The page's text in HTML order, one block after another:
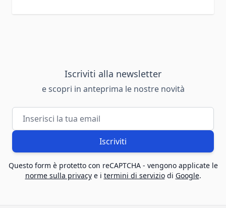
Iscriviti alla newsletter
e scopri in anteprima le nostre novità
Indirizzo email
Iscriviti
Questo form è protetto con reCAPTCHA - vengono applicate le
norme sulla privacye i termini di serviziodi Google.